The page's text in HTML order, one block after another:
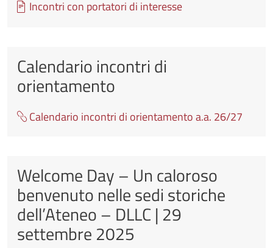
Documento
Incontri con portatori di interesse
Calendario incontri di
orientamento
Calendario incontri di orientamento a.a. 26/27
Welcome Day – Un caloroso
benvenuto nelle sedi storiche
dell’Ateneo – DLLC | 29
settembre 2025